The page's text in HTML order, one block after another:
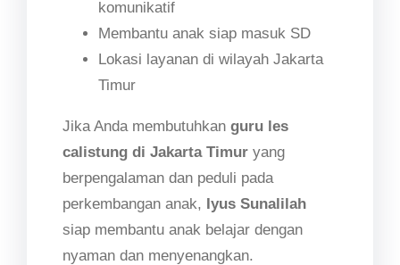
komunikatif
Membantu anak siap masuk SD
Lokasi layanan di wilayah Jakarta
Timur
Jika Anda membutuhkan guru les
calistung di Jakarta Timur yang
berpengalaman dan peduli pada
perkembangan anak, Iyus Sunalilah
siap membantu anak belajar dengan
nyaman dan menyenangkan.